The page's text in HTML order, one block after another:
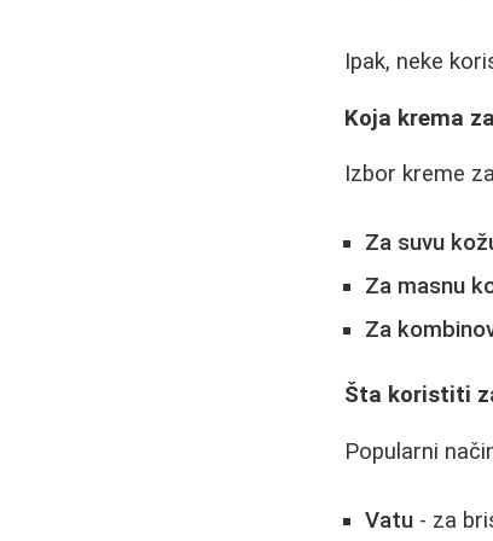
Ipak, neke
Koja krema
Izbor kreme
Za suvu
Za masnu
Za
Šta koristiti
Popularni
Vatu - za